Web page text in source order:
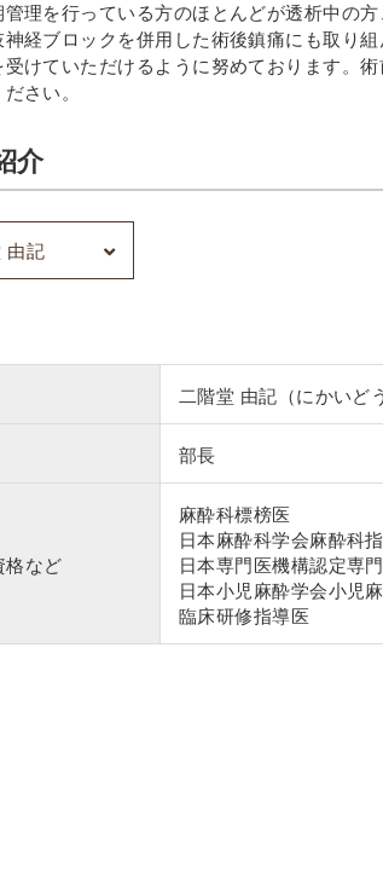
理を行っている方のほとんどが透析中の
経ブロックを併用した術後鎮痛にも取り
けていただけるように努めております。
さい。
介
由記
二階堂 由記（にかいど
部長
格など
麻酔科標榜医
日本麻酔科学会麻酔科
日本専門医機構認定専
日本小児麻酔学会小児
臨床研修指導医